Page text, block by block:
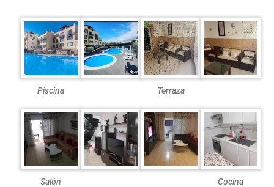
Piscina Terraza
Salón Cocina